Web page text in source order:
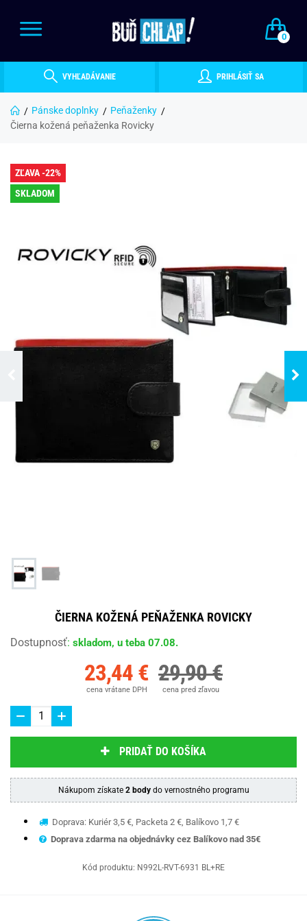
0
VYHĽADÁVANIE PRIHLÁSIŤ SA
Pánske doplnky
Peňaženky
Čierna kožená peňaženka Rovicky
ZĽAVA -22%
SKLADOM
ČIERNA KOŽENÁ PEŇAŽENKA ROVICKY
Dostupnosť: skladom, u teba 07.08.
23,44 €
cena vrátane DPH
29,90 €
cena pred zľavou
PRIDAŤ DO KOŠÍKA
Nákupom získate 2 bodydo vernostného programu
Doprava: Kuriér 3,5 €, Packeta 2 €, Balíkovo 1,7 €
Doprava zdarma na objednávky cez Balíkovo nad 35€
Kód produktu: N992L-RVT-6931 BL+RE